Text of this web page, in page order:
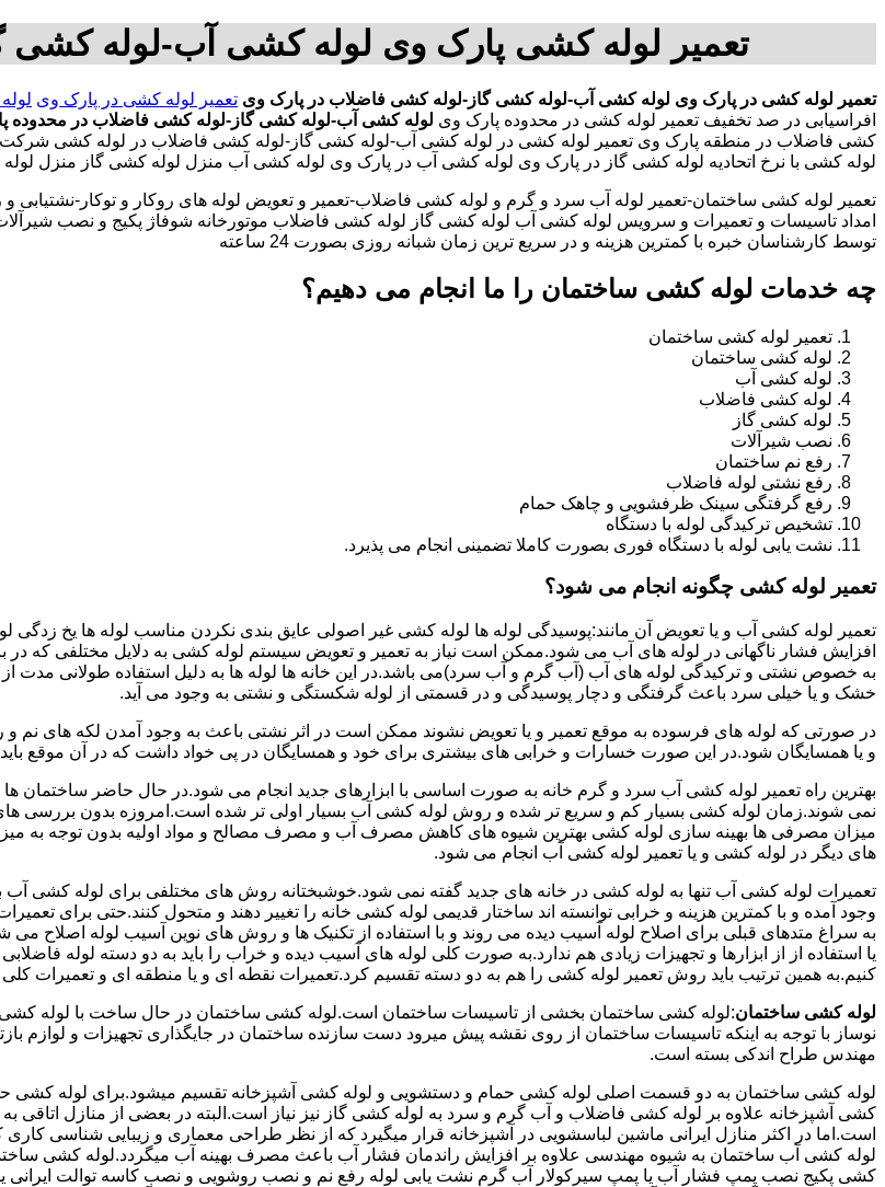
تعمیر لوله کشی پارک وی لوله کشی آب-لوله کشی
تعمیر لوله کشی در پارک وی لوله کشی آب-لوله کشی گاز-لوله کشی فاضلاب در پارک وی تعمیر لوله کشی در پارک وی
افراسیابی در صد تخفیف تعمیر لوله کشی در محدوده پارک وی لوله کشی آب-لوله کشی گاز-لوله کشی فاضلاب در محدوده
کشی فاضلاب در منطقه پارک وی تعمیر لوله کشی در لوله کشی آب-لوله کشی گاز-لوله کشی فاضلاب در لوله کشی
لوله کشی با نرخ اتحادیه لوله کشی گاز در پارک وی لوله کشی آب در پارک وی لوله کشی آب منزل لوله کشی گاز منزل
تعمیر لوله کشی ساختمان-تعمیر لوله آب سرد و گرم و لوله کشی فاضلاب-تعمیر و تعویض لوله های روکار و توکار-
امداد تاسیسات و تعمیرات و سرویس لوله کشی آب لوله کشی گاز لوله کشی فاضلاب موتورخانه شوفاژ پکیج و نصب
توسط کارشناسان خبره با کمترین هزینه و در سریع ترین زمان شبانه روزی بصورت 24 ساعته
چه خدمات لوله کشی ساختمان را ما انجام می دهیم؟
تعمیر لوله کشی ساختمان
لوله کشی ساختمان
لوله کشی آب
لوله کشی فاضلاب
لوله کشی گاز
نصب شیرآلات
رفع نم ساختمان
رفع نشتی لوله فاضلاب
رفع گرفتگی سینک ظرفشویی و چاهک حمام
تشخیص ترکیدگی لوله با دستگاه
نشت یابی لوله با دستگاه فوری بصورت کاملا تضمینی انجام می پذیرد.
تعمیر لوله کشی چگونه انجام می شود؟
تعمیر لوله کشی آب و یا تعویض آن مانند:پوسیدگی لوله ها لوله کشی غیر اصولی عایق بندی نکردن مناسب لوله ها یخ زدگی
افزایش فشار ناگهانی در لوله های آب می شود.ممکن است نیاز به تعمیر و تعویض سیستم لوله کشی به دلایل مختلفی که
به خصوص نشتی و ترکیدگی لوله های آب (آب گرم و آب سرد)می باشد.در این خانه ها لوله ها به دلیل استفاده طولانی مدت
خشک و یا خیلی سرد باعث گرفتگی و دچار پوسیدگی و در قسمتی از لوله شکستگی و نشتی به وجود می آید.
در صورتی که لوله های فرسوده به موقع تعمیر و یا تعویض نشوند ممکن است در اثر نشتی باعث به وجود آمدن لکه های نم
و یا همسایگان شود.در این صورت خسارات و خرابی های بیشتری برای خود و همسایگان در پی خواد داشت که در آن موقع
بهترین راه تعمیر لوله کشی آب سرد و گرم خانه به صورت اساسی با ابزارهای جدید انجام می شود.در حال حاضر ساختمان
نمی شوند.زمان لوله کشی بسیار کم و سریع تر شده و روش لوله کشی آب بسیار اولی تر شده است.امروزه بدون بررسی
میزان مصرفی ها بهینه سازی لوله کشی بهترین شیوه های کاهش مصرف آب و مصرف مصالح و مواد اولیه بدون توجه به
های دیگر در لوله کشی و یا تعمیر لوله کشی آب انجام می شود.
تعمیرات لوله کشی آب تنها به لوله کشی در خانه های جدید گفته نمی شود.خوشبختانه روش های مختلفی برای لوله کشی آب
وجود آمده و با کمترین هزینه و خرابی توانسته اند ساختار قدیمی لوله کشی خانه را تغییر دهند و متحول کنند.حتی برای
به سراغ متدهای قبلی برای اصلاح لوله آسیب دیده می روند و با استفاده از تکنیک ها و روش های نوین آسیب لوله اصلاح می
یا استفاده از از ابزارها و تجهیزات زیادی هم ندارد.به صورت کلی لوله های آسیب دیده و خراب را باید به دو دسته لوله
کنیم.به همین ترتیب باید روش تعمیر لوله کشی را هم به دو دسته تقسیم کرد.تعمیرات نقطه ای و یا منطقه ای و تعمیرات
لوله کشی ساختمان:لوله کشی ساختمان بخشی از تاسیسات ساختمان است.لوله کشی ساختمان در حال ساخت با لوله
نوساز با توجه به اینکه تاسیسات ساختمان از روی نقشه پیش میرود دست سازنده ساختمان در جایگذاری تجهیزات و
مهندس طراح اندکی بسته است.
لوله کشی ساختمان به دو قسمت اصلی لوله کشی حمام و دستشویی و لوله کشی آشپزخانه تقسیم میشود.برای لوله کشی
کشی آشپزخانه علاوه بر لوله کشی فاضلاب و آب گرم و سرد به لوله کشی گاز نیز نیاز است.البته در بعضی از منازل
است.اما در اکثر منازل ایرانی ماشین لباسشویی در آشپزخانه قرار میگیرد که از نظر طراحی معماری و زیبایی شناسی
لوله کشی آب ساختمان به شیوه مهندسی علاوه بر افزایش راندمان فشار آب باعث مصرف بهینه آب میگردد.لوله کشی
کشی پکیج نصب پمپ فشار آب یا پمپ سیرکولار آب گرم نشت یابی لوله رفع نم و نصب روشویی و نصب کاسه توالت ایرانی